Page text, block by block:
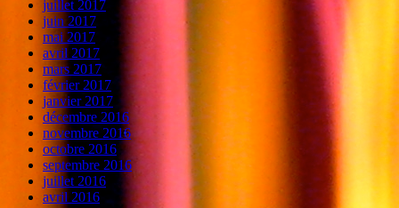
juillet 2017
juin 2017
mai 2017
avril 2017
mars 2017
février 2017
janvier 2017
décembre 2016
novembre 2016
octobre 2016
septembre 2016
juillet 2016
avril 2016